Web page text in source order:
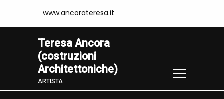
www.ancorateresa.it
Teresa Ancora
(costruzioni
Architettoniche)
ARTISTA